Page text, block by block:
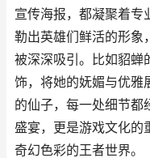
宣传海报，都凝聚着专
勒出英雄们鲜活的形象
被深深吸引。比如貂蝉
饰，将她的妩媚与优雅
的仙子，每一处细节都
盛宴，更是游戏文化的
奇幻色彩的王者世界。